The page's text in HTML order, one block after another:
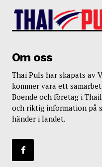
Om oss
Thai Puls har skapats av
kommer vara ett
Boende och företag i
och riktig information på
händer i landet.